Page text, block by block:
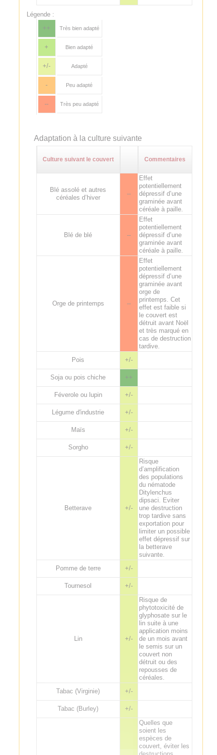
Légende :
++
Très bien adapté
+ Bien adapté
+/- Adapté
- Peu adapté
-- Très peu adapté
Adaptation à la culture suivante
Culture suivant le couvert Commentaires
Blé assolé et autres
céréales d’hiver
--
Effet
potentiellement
dépressif d’une
graminée avant
céréale à paille.
Blé de blé --
Effet
potentiellement
dépressif d’une
graminée avant
céréale à paille.
Orge de printemps --
Effet
potentiellement
dépressif d’une
graminée avant
orge de
printemps. Cet
effet est faible si
le couvert est
détruit avant Noël
et très marqué en
cas de destruction
tardive.
Pois
+/-
Soja ou pois chiche ++
Féverole ou lupin +/-
Légume d'industrie +/-
Maïs +/-
Sorgho +/-
Betterave +/-
Risque
d’amplification
des populations
du nématode
Ditylenchus
dipsaci. Eviter
une destruction
trop tardive sans
exportation pour
limiter un possible
effet dépressif sur
la betterave
suivante.
Pomme de terre
+/-
Tournesol +/-
Lin +/-
Risque de
phytotoxicité de
glyphosate sur le
lin suite à une
application moins
de un mois avant
le semis sur un
couvert non
détruit ou des
repousses de
céréales.
Tabac (Virginie)
+/-
Tabac (Burley) +/-
Quelles que
soient les
espèces de
couvert, éviter les